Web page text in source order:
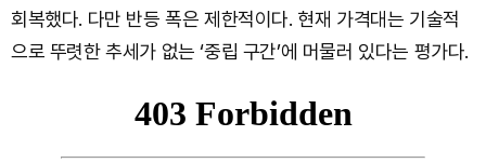
회복했다. 다만 반등 폭은 제한적이다. 현재 가격대는 기술적
으로 뚜렷한 추세가 없는 ‘중립 구간’에 머물러 있다는 평가다.